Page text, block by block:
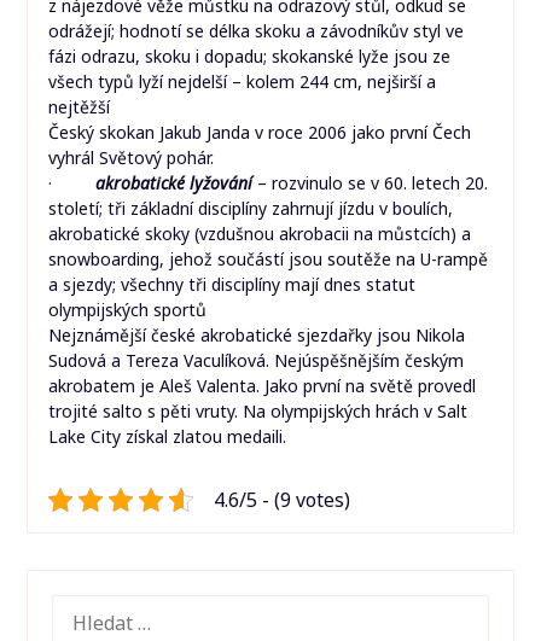
z nájezdové věže můstku na odrazový stůl, odkud se
odrážejí; hodnotí se délka skoku a závodníkův styl ve
fázi odrazu, skoku i dopadu; skokanské lyže jsou ze
všech typů lyží nejdelší – kolem 244 cm, nejširší a
nejtěžší
Český skokan Jakub Janda v roce 2006 jako první Čech
vyhrál Světový pohár.
· akrobatické lyžování– rozvinulo se v 60. letech 20.
století; tři základní disciplíny zahrnují jízdu v boulích,
akrobatické skoky (vzdušnou akrobacii na můstcích) a
snowboarding, jehož součástí jsou soutěže na U-rampě
a sjezdy; všechny tři disciplíny mají dnes statut
olympijských sportů
Nejznámější české akrobatické sjezdařky jsou Nikola
Sudová a Tereza Vaculíková. Nejúspěšnějším českým
akrobatem je Aleš Valenta. Jako první na světě provedl
trojité salto s pěti vruty. Na olympijských hrách v Salt
Lake City získal zlatou medaili.
4.6/5 - (9 votes)